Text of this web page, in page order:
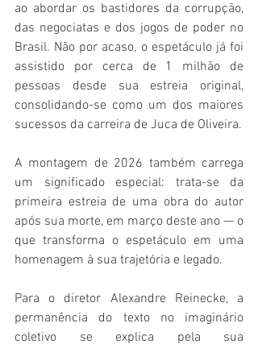
ao abordar os bastidores da corrupção,
das negociatas e dos jogos de poder no
Brasil. Não por acaso, o espetáculo já foi
assistido por cerca de 1 milhão de
pessoas desde sua estreia original,
consolidando-se como um dos maiores
sucessos da carreira de Juca de Oliveira.
A montagem de 2026 também carrega
um significado especial: trata-se da
primeira estreia de uma obra do autor
após sua morte, em março deste ano — o
que transforma o espetáculo em uma
homenagem à sua trajetória e legado.
Para o diretor Alexandre Reinecke, a
permanência do texto no imaginário
coletivo se explica pela sua